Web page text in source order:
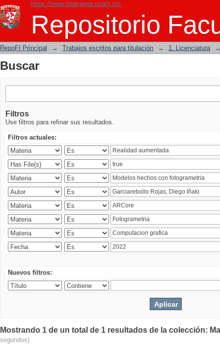
https://www.ingenieria.unam.mx
Repositorio
Buscar
RepoFI Principal → Trabajos escritos para titulación → 1. Licenciatura
Buscar
Filtros
Use filtros para refinar sus resultados.
Filtros actuales:
Nuevos filtros:
Mostrando 1 de un total de 1 resultados de la colección:
segundos)